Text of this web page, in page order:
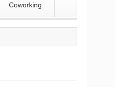
Coworking